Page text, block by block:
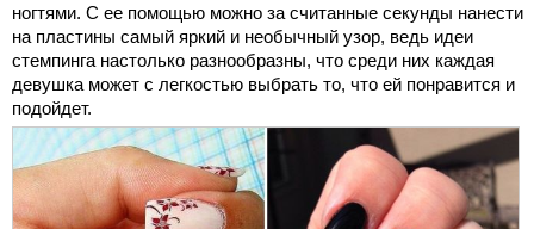
ногтями. С ее помощью можно за считанные секунды нанести
на пластины самый яркий и необычный узор, ведь идеи
стемпинга настолько разнообразны, что среди них каждая
девушка может с легкостью выбрать то, что ей понравится и
подойдет.